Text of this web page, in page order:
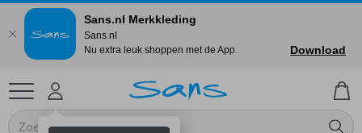
Sans.nl Merkkleding
Sans.nl
Nu extra leuk shoppen met de App.
Download